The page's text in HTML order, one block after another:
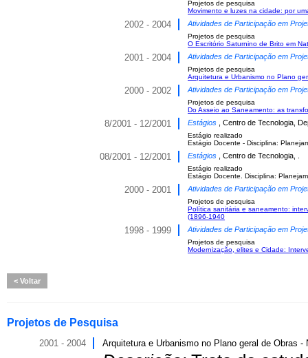
Projetos de pesquisa
Movimento e luzes na cidade: por
2002 - 2004 Atividades de Participação em
Projetos de pesquisa
O Escritório Saturnino de Brito em
2001 - 2004 Atividades de Participação em
Projetos de pesquisa
Arquitetura e Urbanismo no Plano
2000 - 2002 Atividades de Participação em
Projetos de pesquisa
Do Asseio ao Saneamento: as
8/2001 - 12/2001 Estágios , Centro de Tecnologia,
Estágio realizado
Estágio Docente - Disciplina:
08/2001 - 12/2001 Estágios , Centro de Tecnologia, .
Estágio realizado
Estágio Docente. Disciplina:
2000 - 2001 Atividades de Participação em
Projetos de pesquisa
Política sanitária e saneamento:
(1896-1940
1998 - 1999 Atividades de Participação em
Projetos de pesquisa
Modernização, elites e Cidade:
Voltar
Projetos de Pesquisa
2001 - 2004 Arquitetura e Urbanismo no Plano geral de Obras -